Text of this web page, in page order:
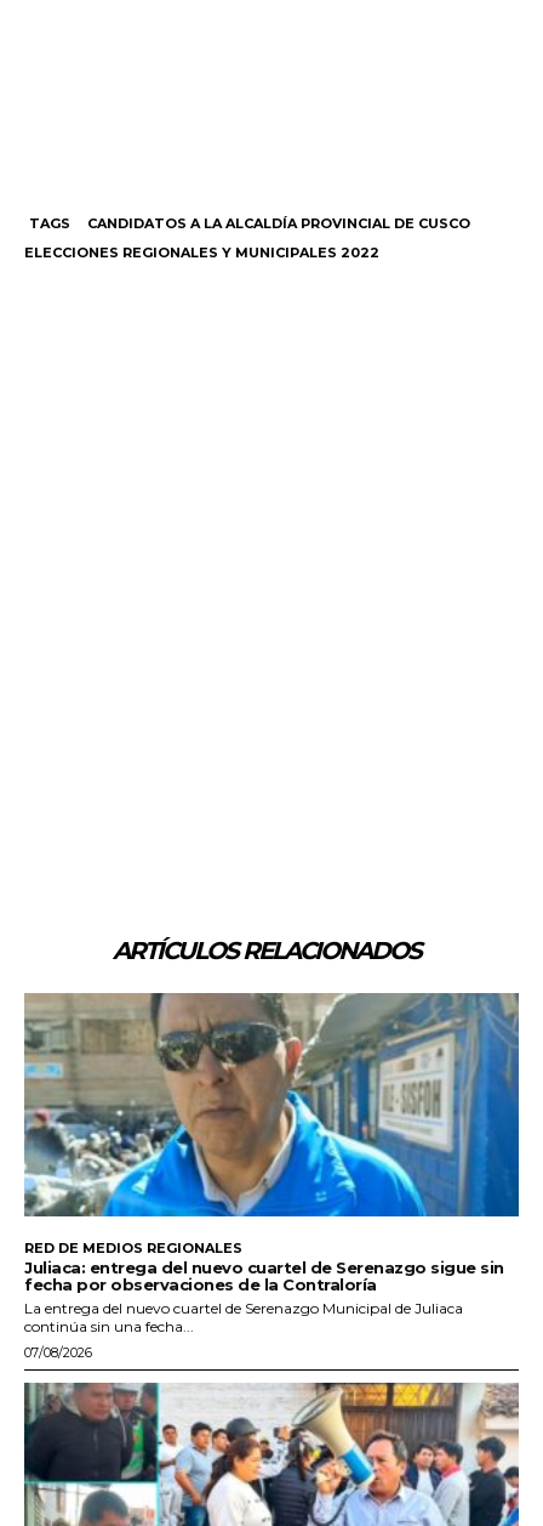
TAGS
CANDIDATOS A LA ALCALDÍA PROVINCIAL DE CUSCO
ELECCIONES REGIONALES Y MUNICIPALES 2022
ARTÍCULOS RELACIONADOS
RED DE MEDIOS REGIONALES
Juliaca: entrega del nuevo cuartel de Serenazgo sigue sin
fecha por observaciones de la Contraloría
La entrega del nuevo cuartel de Serenazgo Municipal de Juliaca
continúa sin una fecha...
07/08/2026